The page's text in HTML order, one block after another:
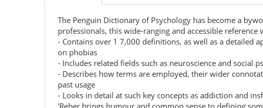
The Penguin Dictionary of Psychology has become a
professionals, this wide-ranging and accessible
- Contains over 1 7,000 definitions, as well as a detailed
on phobias
- Includes related fields such as neuroscience and social
- Describes how terms are employed, their wider
past usage
- Looks in detail at such key concepts as addiction and
'Reber brings humour and common sense to defining